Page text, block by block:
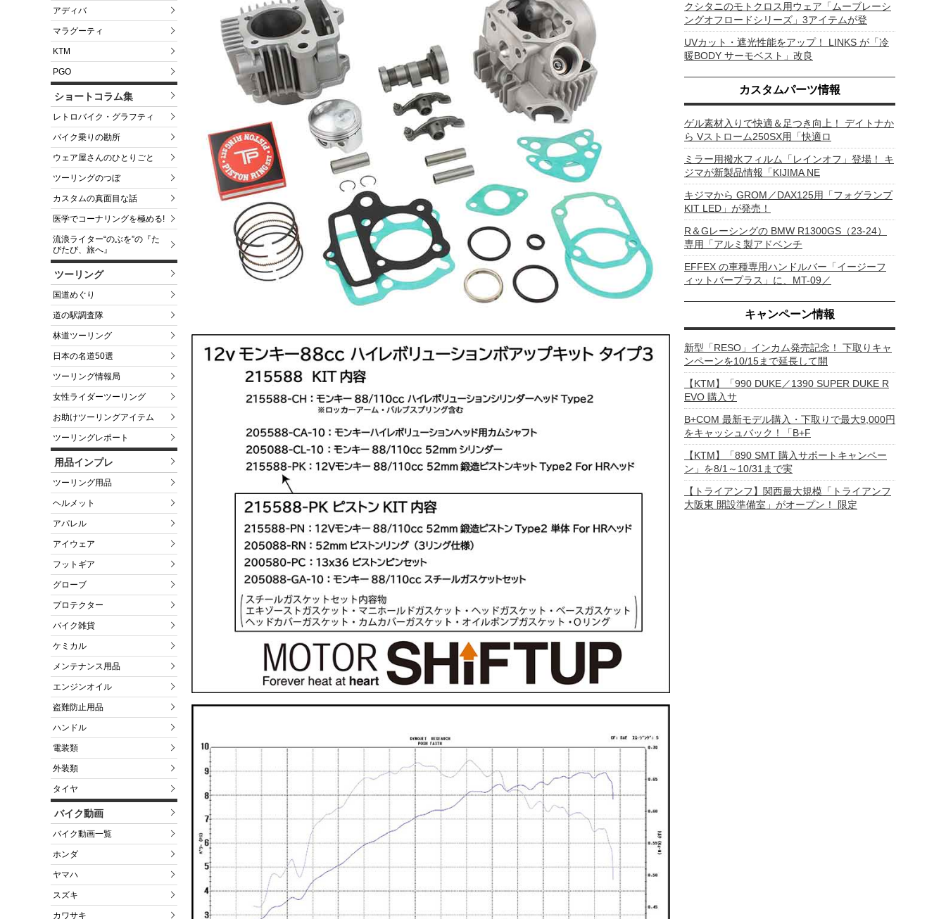
アディバ
マラグーティ
KTM
PGO
ショートコラム集
レトロバイク・グラフティ
バイク乗りの勘所
ウェア屋さんのひとりごと
ツーリングのつぼ
カスタムの真面目な話
医学でコーナリングを極める!
流浪ライター“のぶを”の『た
びたび、旅へ』
ツーリング
国道めぐり
道の駅調査隊
林道ツーリング
日本の名道50選
ツーリング情報局
女性ライダーツーリング
お助けツーリングアイテム
ツーリングレポート
用品インプレ
ツーリング用品
ヘルメット
アパレル
アイウェア
フットギア
グローブ
プロテクター
バイク雑貨
ケミカル
メンテナンス用品
エンジンオイル
盗難防止用品
ハンドル
電装類
外装類
タイヤ
バイク動画
バイク動画一覧
ホンダ
ヤマハ
スズキ
カワサキ
クシタニのモトクロス用ウェア「ムーブレーシ
ングオフロードシリーズ」3アイテムが登
UVカット・遮光性能をアップ！ LINKS が「冷
暖BODY サーモベスト」改良
カスタムパーツ情報
ゲル素材入りで快適＆足つき向上！ デイトナか
ら Vストローム250SX用「快適ロ
ミラー用撥水フィルム「レインオフ」登場！ キ
ジマが新製品情報「KIJIMA NE
キジマから GROM／DAX125用「フォグランプ
KIT LED」が発売！
R＆Gレーシングの BMW R1300GS（23-24）
専用「アルミ製アドベンチ
EFFEX の車種専用ハンドルバー「イージーフ
ィットバープラス」に、MT-09／
キャンペーン情報
新型「RESO」インカム発売記念！ 下取りキャ
ンペーンを10/15まで延長して開
【KTM】「990 DUKE／1390 SUPER DUKE R
EVO 購入サ
B+COM 最新モデル購入・下取りで最大9,000円
をキャッシュバック！「B+F
【KTM】「890 SMT 購入サポートキャンペー
ン」を8/1～10/31まで実
【トライアンフ】関西最大規模「トライアンフ
大阪東 開設準備室」がオープン！ 限定